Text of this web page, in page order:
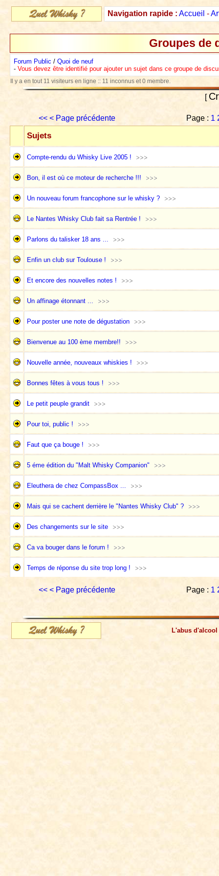
Navigation rapide : Accueil -
Groupes de
Forum Public / Quoi de neuf
- Vous devez être identifié pour ajouter un sujet dans ce groupe de
Il y a en tout 11 visiteurs en ligne :: 11 inconnus et 0 membre.
[
<< < Page précédente Page : 1
Sujets
Compte-rendu du Whisky Live 2005 !
Bon, il est où ce moteur de recherche !!!
Un nouveau forum francophone sur le whisky ?
Le Nantes Whisky Club fait sa Rentrée !
Parlons du talisker 18 ans ...
Enfin un club sur Toulouse !
Et encore des nouvelles notes !
Un affinage étonnant ...
Pour poster une note de dégustation
Bienvenue au 100 ème membre!!
Nouvelle année, nouveaux whiskies !
Bonnes fêtes à vous tous !
Le petit peuple grandit
Pour toi, public !
Faut que ça bouge !
5 éme édition du "Malt Whisky Companion"
Eleuthera de chez CompassBox ...
Mais qui se cachent derrière le "Nantes Whisky Club" ?
Des changements sur le site
Ca va bouger dans le forum !
Temps de réponse du site trop long !
<< < Page précédente Page : 1
L'abus